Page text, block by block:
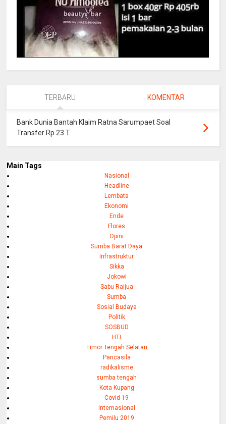
TERBARU KOMENTAR
Bank Dunia Bantah Klaim Ratna Sarumpaet Soal
Transfer Rp 23 T
Main Tags
Nasional
Headline
Lembata
Ekonomi
Ende
Flores
Opini
Sumba Barat Daya
Infrastruktur
Sikka
Jokowi
Sabu Raijua
Sumba
Sosial Budaya
Politik
SOSBUD
HTI
Timor Tengah Selatan
Pancasila
radikalisme
sumba tengah
Kota Kupang
Covid-19
Internasional
Pemilu 2019